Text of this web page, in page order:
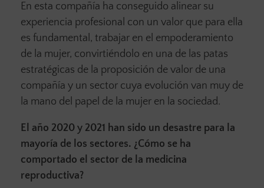
En esta compañía ha conseguido alinear su
experiencia profesional con un valor que para ella
es fundamental, trabajar en el empoderamiento
de la mujer, convirtiéndolo en una de las patas
estratégicas de la proposición de valor de una
compañía y un sector cuya evolución van muy de
la mano del papel de la mujer en la sociedad.
El año 2020 y 2021 han sido un desastre para la
mayoría de los sectores. ¿Cómo se ha
comportado el sector de la medicina
reproductiva?